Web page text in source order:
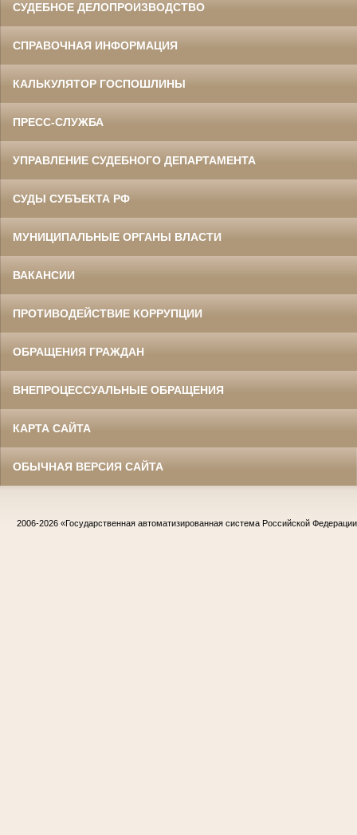
СУДЕБНОЕ ДЕЛОПРОИЗВОДСТВО
СПРАВОЧНАЯ ИНФОРМАЦИЯ
КАЛЬКУЛЯТОР ГОСПОШЛИНЫ
ПРЕСС-СЛУЖБА
УПРАВЛЕНИЕ СУДЕБНОГО ДЕПАРТАМЕНТА
СУДЫ СУБЪЕКТА РФ
МУНИЦИПАЛЬНЫЕ ОРГАНЫ ВЛАСТИ
ВАКАНСИИ
ПРОТИВОДЕЙСТВИЕ КОРРУПЦИИ
ОБРАЩЕНИЯ ГРАЖДАН
ВНЕПРОЦЕССУАЛЬНЫЕ ОБРАЩЕНИЯ
КАРТА САЙТА
ОБЫЧНАЯ ВЕРСИЯ САЙТА
2006-2026 «Государственная автоматизированная система Российской